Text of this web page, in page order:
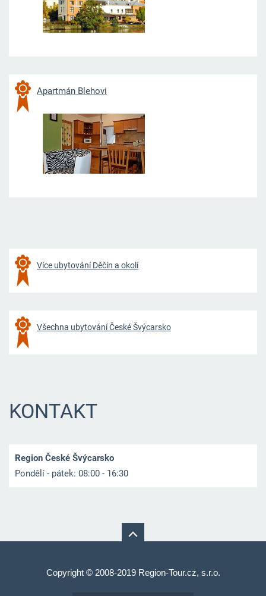
Apartmán Blehovi
Více ubytování Děčín a okolí
Všechna ubytování České Švýcarsko
KONTAKT
Region České Švýcarsko
Pondělí - pátek: 08:00 - 16:30
Copyright © 2008-2019 Region-Tour.cz, s.r.o.